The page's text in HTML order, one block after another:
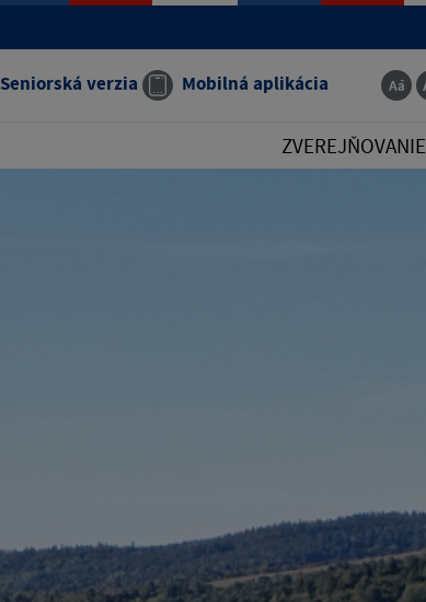
Seniorská verzia Mobilná aplikácia
ZVEREJŇOVANIE